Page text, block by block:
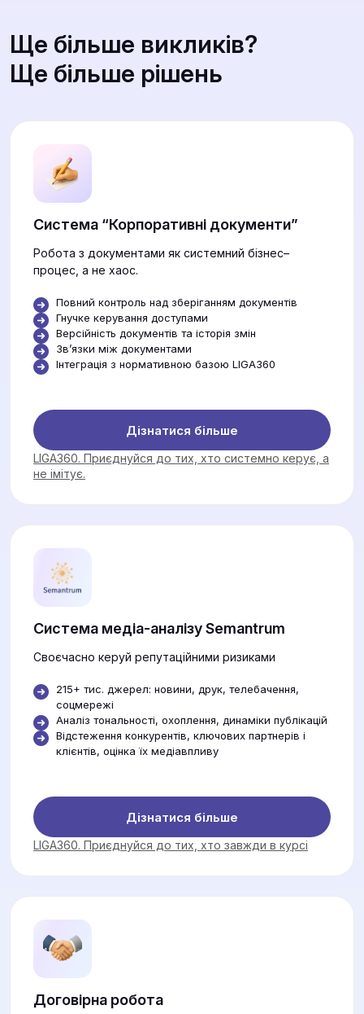
Ще більше викликів?
Ще більше рішень
Система “Корпоративні документи”
Робота з документами як системний бізнес–
процес, а не хаос.
Повний контроль над зберіганням документів
Гнучке керування доступами
Версійність документів та історія змін
Звʼязки між документами
Інтеграція з нормативною базою LIGA360
Дізнатися більше
LIGA360. Приєднуйся до тих, хто системно керує, а
не імітує.
Система медіа-аналізу Semantrum
Своєчасно керуй репутаційними ризиками
215+ тис. джерел: новини, друк, телебачення,
соцмережі
Аналіз тональності, охоплення, динаміки публікацій
Відстеження конкурентів, ключових партнерів і
клієнтів, оцінка їх медіавпливу
Дізнатися більше
LIGA360. Приєднуйся до тих, хто завжди в курсі
Договірна робота